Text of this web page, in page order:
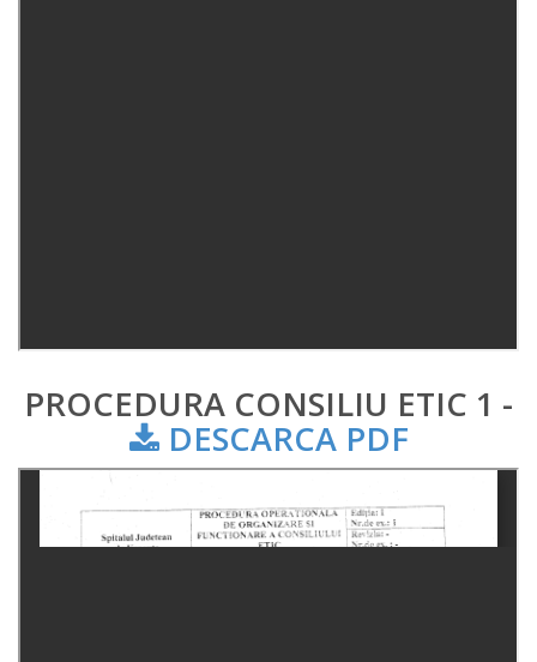
PROCEDURA CONSILIU ETIC 1 -
DESCARCA PDF